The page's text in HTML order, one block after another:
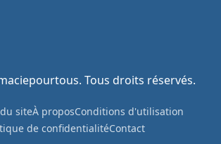
Tous droits réservés.
siteÀ proposConditions d'utilisation
de confidentialitéContact